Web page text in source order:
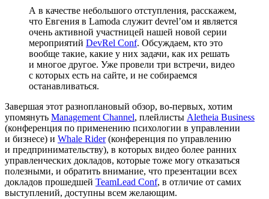
А в качестве небольшого отступления, расскажем,
что Евгения в Lamoda служит devrel’ом и является
очень активной участницей нашей новой серии
мероприятий DevRel Conf. Обсуждаем, кто это
вообще такие, какие у них задачи, как их решать
и многое другое. Уже провели три встречи, видео
с которых есть на сайте, и не собираемся
останавливаться.
Завершая этот разноплановый обзор, во-первых, хотим
упомянуть Management Channel, плейлисты Aletheia Business
(конференция по применению психологии в управлении
и бизнесе) и Whale Rider(конференция по управлению
и предпринимательству), в которых видео более ранних
управленческих докладов, которые тоже могу отказаться
полезными, и обратить внимание, что презентации всех
докладов прошедшей TeamLead Conf, в отличие от самих
выступлений, доступны всем желающим.